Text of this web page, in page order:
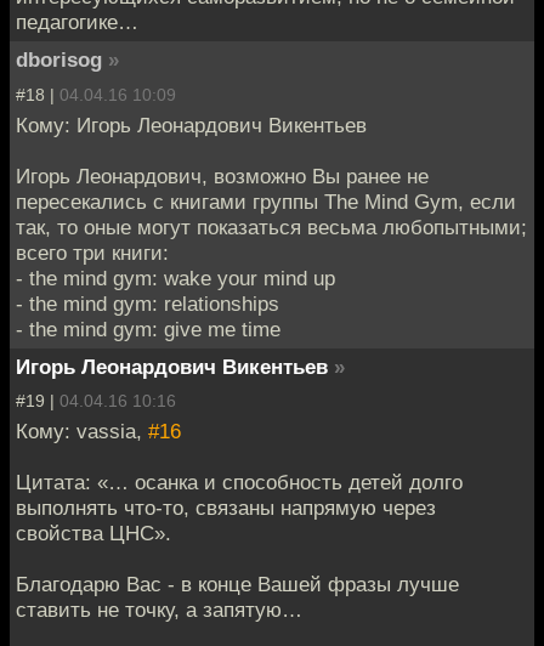
педагогике…
dborisog »
#18 | 04.04.16 10:09
Кому: Игорь Леонардович Викентьев
Игорь Леонардович, возможно Вы ранее не
пересекались с книгами группы The Mind Gym, если
так, то оные могут показаться весьма любопытными;
всего три книги:
- the mind gym: wake your mind up
- the mind gym: relationships
- the mind gym: give me time
Игорь Леонардович Викентьев »
#19 | 04.04.16 10:16
Кому: vassia, #16
Цитата: «… осанка и способность детей долго
выполнять что-то, связаны напрямую через
свойства ЦНС».
Благодарю Вас - в конце Вашей фразы лучше
ставить не точку, а запятую…